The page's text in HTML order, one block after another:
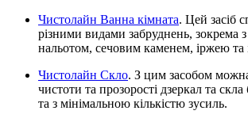
Чистолайн Ванна кімната. Цей засіб
різними видами забруднень, зокрема
нальотом, сечовим каменем, іржею та
Чистолайн Скло. З цим засобом
чистоти та прозорості дзеркал та скла
та з мінімальною кількістю зусиль.